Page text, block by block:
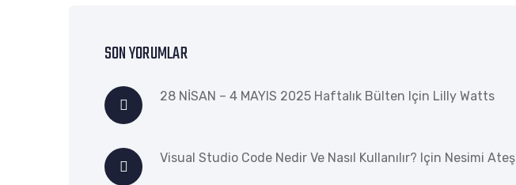
SON YORUMLAR
28 NİSAN – 4 MAYIS 2025 Haftalık Bülten Için Lilly Watts
Visual Studio Code Nedir Ve Nasıl Kullanılır? Için Nesimi Ateş